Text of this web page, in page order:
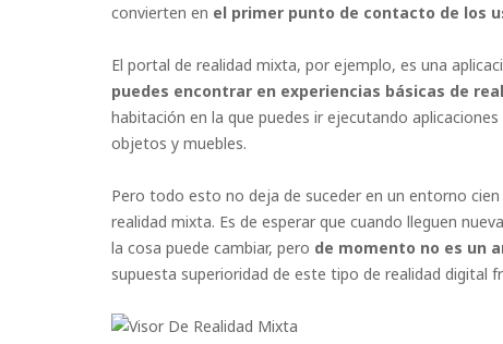
convierten en el primer punto de contacto de los
El portal de realidad mixta, por ejemplo, es una
puedes encontrar en experiencias básicas de
habitación en la que puedes ir ejecutando
objetos y muebles.
Pero todo esto no deja de suceder en un entorno
realidad mixta. Es de esperar que cuando lleguen
la cosa puede cambiar, pero de momento no es un
supuesta superioridad de este tipo de realidad digital